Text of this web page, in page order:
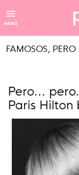
MENÚ
FAMOSOS,
Pero...
Paris Hilton